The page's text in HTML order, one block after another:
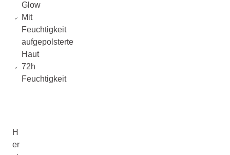
Glow
Mit
Feuchtigkeit
aufgepolsterte
Haut
72h
Feuchtigkeit
H
er